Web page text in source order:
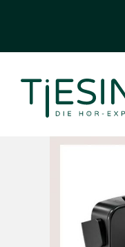
springen